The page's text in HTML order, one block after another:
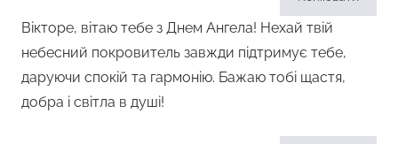
Вікторе, вітаю тебе з Днем Ангела! Нехай твій
небесний покровитель завжди підтримує тебе,
даруючи спокій та гармонію. Бажаю тобі щастя,
добра і світла в душі!